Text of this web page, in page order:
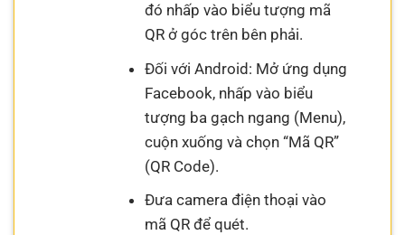
đó nhấp vào biểu tượng mã
QR ở góc trên bên phải.
Đối với Android: Mở ứng dụng
Facebook, nhấp vào biểu
tượng ba gạch ngang (Menu),
cuộn xuống và chọn “Mã QR”
(QR Code).
Đưa camera điện thoại vào
mã QR để quét.